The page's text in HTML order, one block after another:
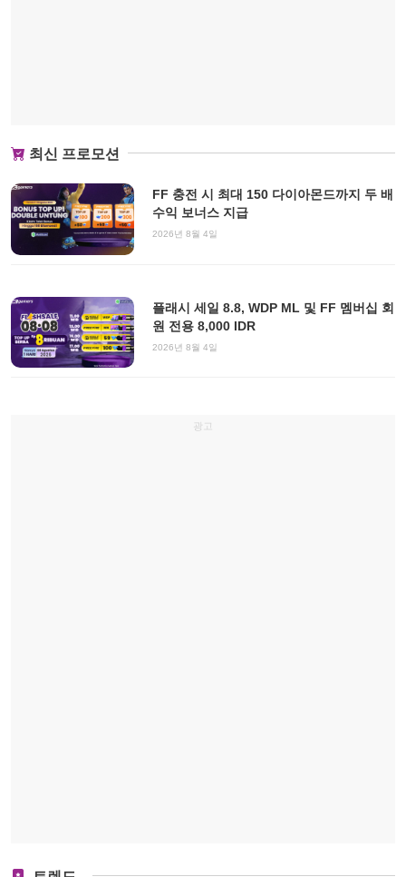
최신 프로모션
FF 충전 시 최대 150 다이아몬드까지 두 배
수익 보너스 지급
2026년 8월 4일
플래시 세일 8.8, WDP ML 및 FF 멤버십 회
원 전용 8,000 IDR
2026년 8월 4일
광고